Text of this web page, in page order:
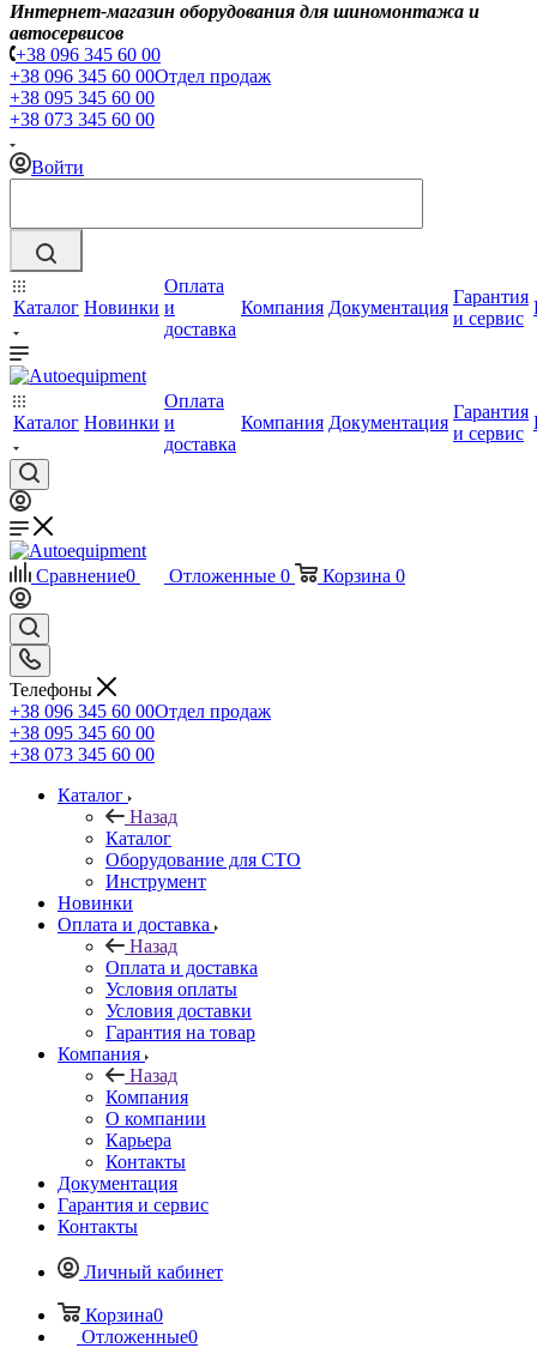
Интернет-магазин оборудования для шиномонтажа и
автосервисов
+38 096 345 60 00
+38 096 345 60 00Отдел продаж
+38 095 345 60 00
+38 073 345 60 00
Войти
Каталог Новинки
Оплата
и
доставка
Компания Документация
Гарантия
и сервис
Каталог Новинки
Оплата
и
доставка
Компания Документация
Гарантия
и сервис
Сравнение0 Отложенные 0 Корзина 0
Телефоны
+38 096 345 60 00Отдел продаж
+38 095 345 60 00
+38 073 345 60 00
Каталог
Назад
Каталог
Оборудование для СТО
Инструмент
Новинки
Оплата и доставка
Назад
Оплата и доставка
Условия оплаты
Условия доставки
Гарантия на товар
Компания
Назад
Компания
О компании
Карьера
Контакты
Документация
Гарантия и сервис
Контакты
Личный кабинет
Корзина0
Отложенные0